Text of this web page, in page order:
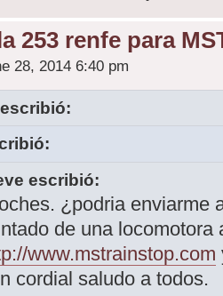
253 renfe para
28, 2014 6:40 pm
escribió:
¿podria enviarme
de una locomotora
www.mstrainstop.com
cordial saludo a todos.